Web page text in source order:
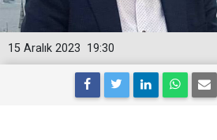
19:30
15 Aralık 2023